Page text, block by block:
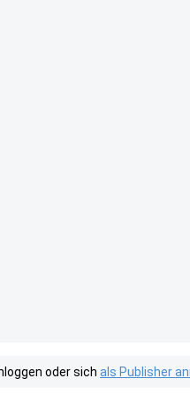
oder sich als Publisher